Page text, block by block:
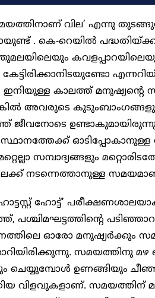
വില’ എന്നു
. കെ-റെയിൽ
കാലത്ത് മനുഷ്യൻ്റെ
അവരുടെ
സ്ഥാനത്തേക്ക്
സമ്പാദ്യങ്ങളും
നടന്നെത്താനുള്ള
ഹോട്ട്’
പശ്ചിമഘട്ടത്തിൻ്റെ
ഓരോ മനുഷ്യർക്കും
സമയത്തിനു മഴ
ചെയ്യുമ്പോൾ ഉണങ്ങിയും
വിളവുകളാണ്.